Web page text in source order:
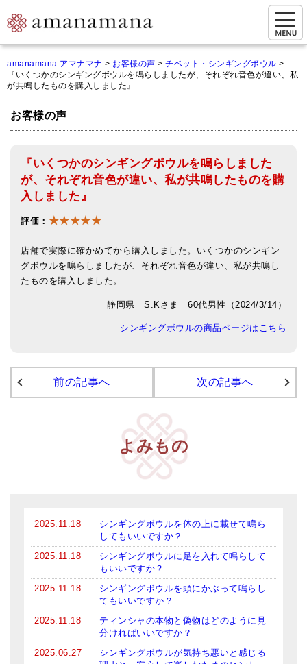
マイページ
ご来店予約（実店舗）
オンライン相談&購入
シンギングボウル講座
倍音呼吸法レッスン
オンラインショップ
カートを見る
アマナマナのシンギングボウル
● 新・鍛造スペシャル
スティック・マレット・リング（台座）
アマナマナのティンシャ
プレミアム・ティンシャ（L・M）
ベーシック・ティンシャ（4種）
チベット・真マントラ香
amanamana アマナマナ > お客様の声 > チベット・シンギングボウル >
『いくつかのシンギングボウルを鳴らしましたが、それぞれ音色が違い、私
が共鳴したものを購入しました』
お客様の声
『いくつかのシンギングボウルを鳴らしました
が、それぞれ音色が違い、私が共鳴したものを購
入しました』
評価： ★★★★★
店舗で実際に確かめてから購入しました。いくつかのシンギン
グボウルを鳴らしましたが、それぞれ音色が違い、私が共鳴し
たものを購入しました。
静岡県 S.Kさま 60代男性（2024/3/14）
シンギングボウルの商品ページはこちら
前の記事へ 次の記事へ
よみもの
2025.11.18
シンギングボウルを体の上に載せて鳴ら
してもいいですか？
2025.11.18
シンギングボウルに足を入れて鳴らして
もいいですか？
2025.11.18
シンギングボウルを頭にかぶって鳴らし
てもいいですか？
2025.11.18
ティンシャの本物と偽物はどのように見
分ければいいですか？
2025.06.27
シンギングボウルが気持ち悪いと感じる